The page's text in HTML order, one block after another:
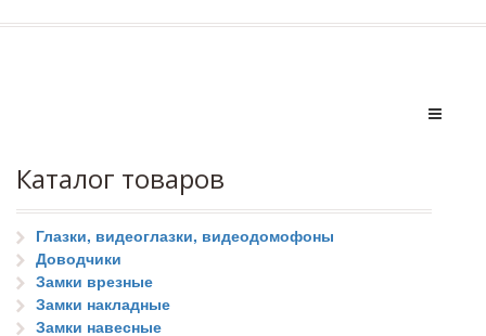
Каталог товаров
Глазки, видеоглазки, видеодомофоны
Доводчики
Замки врезные
Замки накладные
Замки навесные